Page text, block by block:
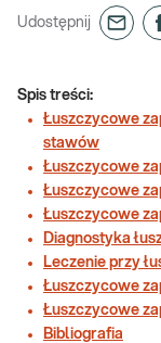
Udostępnij
Spis treści:
Łuszczycowe
stawów
Łuszczycowe
Łuszczycowe
Łuszczycowe
Diagnostyka
Leczenie przy
Łuszczycowe
Łuszczycowe
Bibliografia